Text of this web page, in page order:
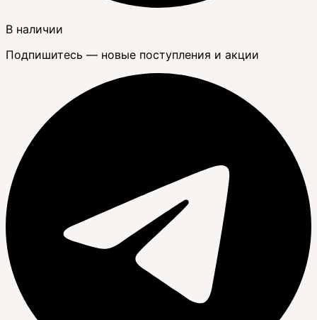
В наличии
Подпишитесь — новые поступления и акции